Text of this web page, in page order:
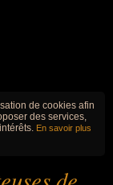
de cookies afin
des services,
En savoir plus